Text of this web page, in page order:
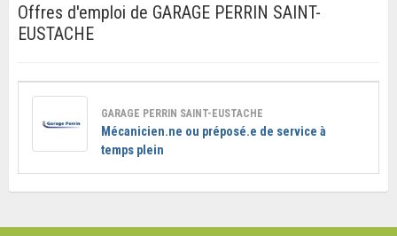
Offres d'emploi de GARAGE PERRIN SAINT-
EUSTACHE
GARAGE PERRIN SAINT-EUSTACHE
Mécanicien.ne ou préposé.e de service à
temps plein